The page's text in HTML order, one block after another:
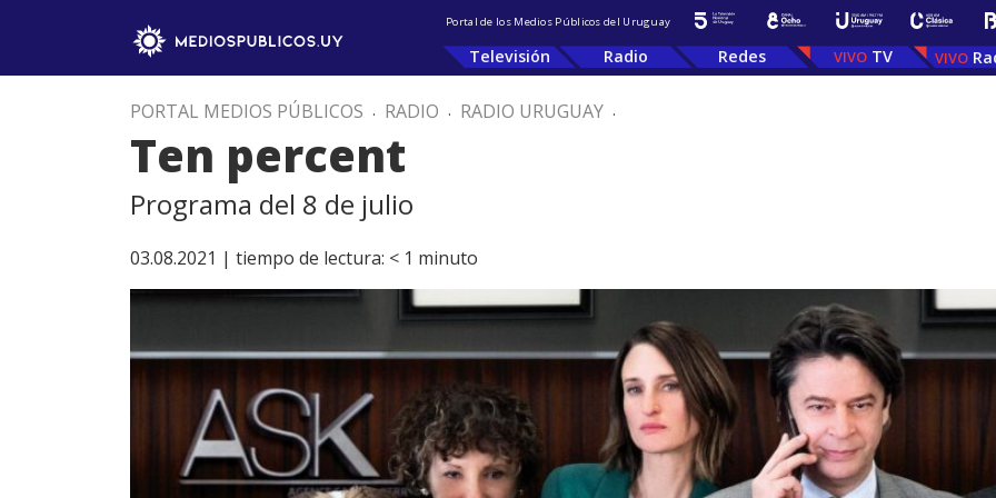
Portal de los Medios Públicos del Uruguay
Televisión Radio Redes TV
PORTAL MEDIOS PÚBLICOS . RADIO . RADIO URUGUAY .
Ten percent
Programa del 8 de julio
03.08.2021 | tiempo de lectura: < 1 minuto